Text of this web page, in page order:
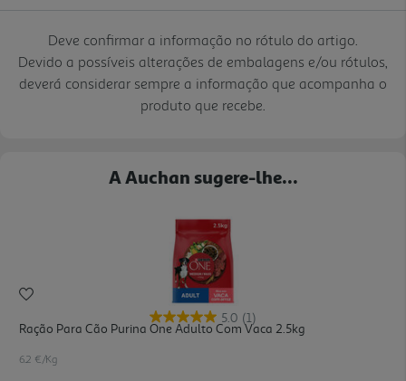
Deve confirmar a informação no rótulo do artigo.
Devido a possíveis alterações de embalagens e/ou rótulos,
deverá considerar sempre a informação que acompanha o
produto que recebe.
A Auchan sugere-lhe...
5.0 (1)
Ração Para Cão Purina One Adulto Com Vaca 2.5kg
6.2 €/Kg